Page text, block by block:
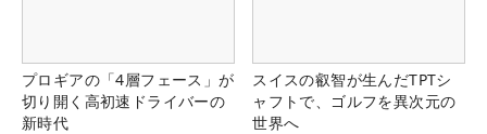
プロギアの「4層フェース」が
切り開く高初速ドライバーの
新時代
スイスの叡智が生んだTPTシ
ャフトで、ゴルフを異次元の
世界へ